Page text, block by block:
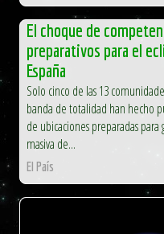
El choque de
preparativos para el
España
Solo cinco de las 13
banda de totalidad han hecho
de ubicaciones preparadas
masiva de...
El País